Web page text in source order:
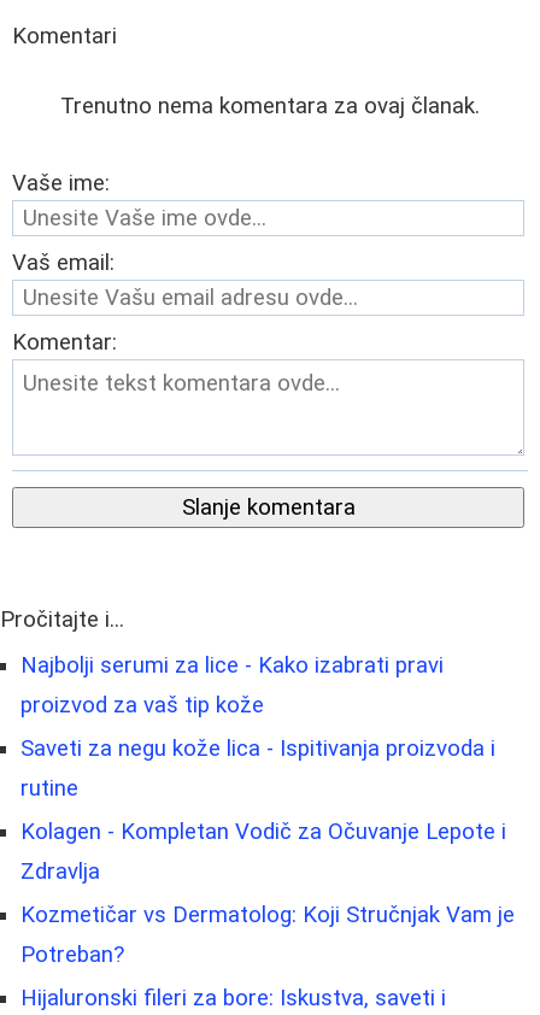
Komentari
Trenutno nema komentara za ovaj članak.
Vaše ime:
Vaš email:
Komentar:
Slanje komentara
Pročitajte i...
Najbolji serumi za lice - Kako izabrati pravi
proizvod za vaš tip kože
Saveti za negu kože lica - Ispitivanja proizvoda i
rutine
Kolagen - Kompletan Vodič za Očuvanje Lepote i
Zdravlja
Kozmetičar vs Dermatolog: Koji Stručnjak Vam je
Potreban?
Hijaluronski fileri za bore: Iskustva, saveti i